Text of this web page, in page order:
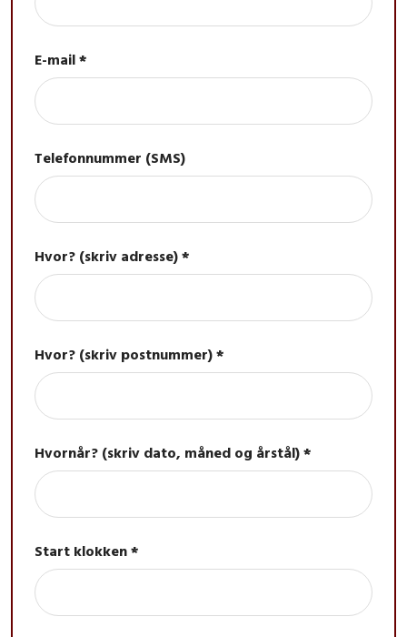
E-mail *
Telefonnummer (SMS)
Hvor? (skriv adresse) *
Hvor? (skriv postnummer) *
Hvornår? (skriv dato, måned og årstål) *
Start klokken *